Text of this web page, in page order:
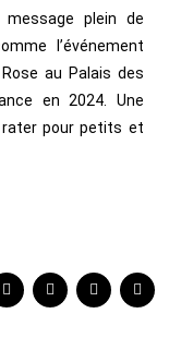
plein de
l’événement
au Palais des
en 2024. Une
pour petits et